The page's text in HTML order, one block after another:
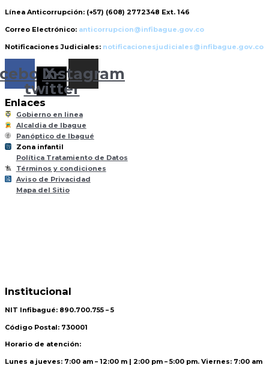
Línea Anticorrupción: (+57) (608) 2772348 Ext. 146
Correo Electrónico: anticorrupcion@infibague.gov.co
Notificaciones Judiciales: notificacionesjudiciales@infibague.gov.co
X-
twitter
Instagram
Enlaces
Gobierno en linea
Alcaldia de Ibague
Panóptico de Ibagué
Zona infantil
Política Tratamiento de Datos
Términos y condiciones
Aviso de Privacidad
Mapa del Sitio
Institucional
NIT Infibagué: 890.700.755 – 5
Código Postal: 730001
Horario de atención:
Lunes a jueves: 7:00 am – 12:00 m | 2:00 pm – 5:00 pm. Viernes: 7:00 am